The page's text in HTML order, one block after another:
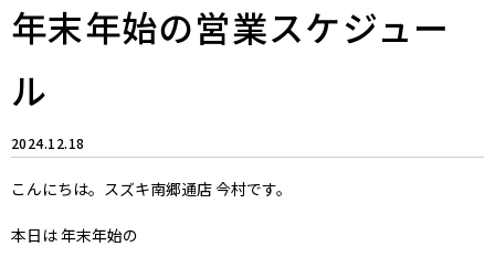
年末年始の営業スケジュー
ル
2024.12.18
こんにちは。スズキ南郷通店 今村です。
本日は 年末年始の